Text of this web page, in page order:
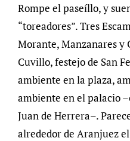
Rompe el paseíllo, y
“toreadores”. Tres
Morante, Manzanares y
Cuvillo, festejo de San
ambiente en la plaza,
ambiente en el palacio
Juan de Herrera–.
alrededor de Aranjuez